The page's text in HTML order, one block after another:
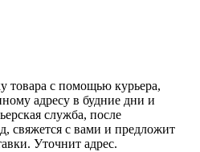
товара с помощью курьера,
адресу в будние дни и
служба, после
свяжется с вами и предложит
Уточнит адрес.